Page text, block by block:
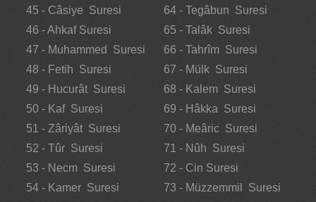
45 - Câsiye Suresi
46 - Ahkaf Suresi
47 - Muhammed Suresi
48 - Fetih Suresi
49 - Hucurât Suresi
50 - Kaf Suresi
51 - Zâriyât Suresi
52 - Tûr Suresi
53 - Necm Suresi
54 - Kamer Suresi
64 - Tegâbun Suresi
65 - Talâk Suresi
66 - Tahrîm Suresi
67 - Mülk Suresi
68 - Kalem Suresi
69 - Hâkka Suresi
70 - Meâric Suresi
71 - Nûh Suresi
72 - Cin Suresi
73 - Müzzemmil Suresi